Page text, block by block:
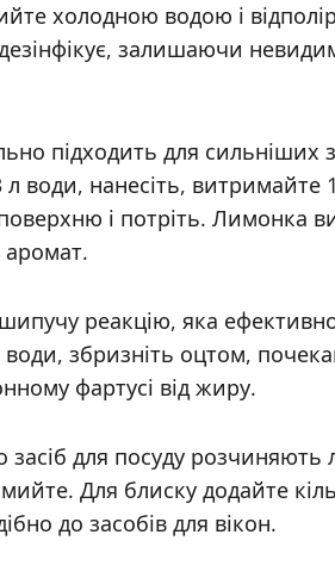
холодною водою і
залишаючи
підходить для сильніших
л води, нанесіть,
і потріть. Лимонка
реакцію, яка ефективно
води, збризніть оцтом,
фартусі від жиру.
для посуду розчиняють
Для блиску додайте
до засобів для вікон.